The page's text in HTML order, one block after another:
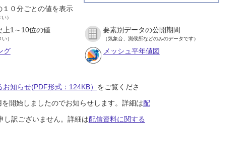
０分ごとの値を表示
）
上1～10位の値
）
要素別データの公開期間
（気象台、測候所などのみのデータです）
グ メッシュ平年値図
知らせ(PDF形式：124KB） をご覧くださ
開始しましたのでお知らせします。詳細は配
し訳ございません。詳細は配信資料に関する